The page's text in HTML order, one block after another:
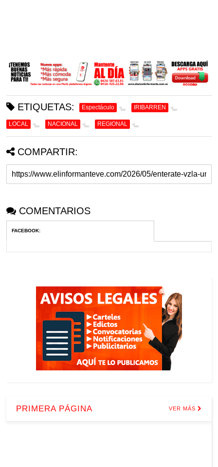
ETIQUETAS: Espectáculo IRIBARREN
LOCAL NACIONAL REGIONAL
COMPARTIR:
COMENTARIOS
FACEBOOK:
PRIMERA PÁGINA VER MÁS